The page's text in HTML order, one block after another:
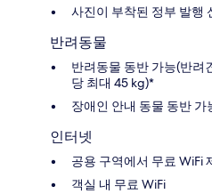
사진이 부착된 정부 발행
반려동물
반려동물 동반 가능(반려
당 최대 45 kg)*
장애인 안내 동물 동반 가
인터넷
공용 구역에서 무료 WiFi
객실 내 무료 WiFi